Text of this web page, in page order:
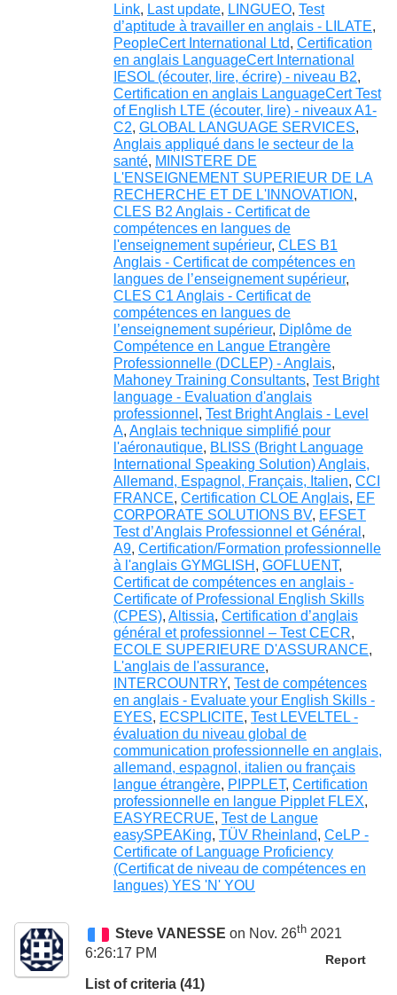
Link, Last update, LINGUEO, Test
d’aptitude à travailler en anglais - LILATE,
PeopleCert International Ltd, Certification
en anglais LanguageCert International
IESOL (écouter, lire, écrire) - niveau B2,
Certification en anglais LanguageCert Test
of English LTE (écouter, lire) - niveaux A1-
C2, GLOBAL LANGUAGE SERVICES,
Anglais appliqué dans le secteur de la
santé, MINISTERE DE
L'ENSEIGNEMENT SUPERIEUR DE LA
RECHERCHE ET DE L'INNOVATION ,
CLES B2 Anglais - Certificat de
compétences en langues de
l'enseignement supérieur, CLES B1
Anglais - Certificat de compétences en
langues de l’enseignement supérieur,
CLES C1 Anglais - Certificat de
compétences en langues de
l’enseignement supérieur, Diplôme de
Compétence en Langue Etrangère
Professionnelle (DCLEP) - Anglais,
Mahoney Training Consultants, Test Bright
language - Evaluation d'anglais
professionnel , Test Bright Anglais - Level
A, Anglais technique simplifié pour
l'aéronautique, BLISS (Bright Language
International Speaking Solution) Anglais,
Allemand, Espagnol, Français, Italien, CCI
FRANCE, Certification CLOE Anglais, EF
CORPORATE SOLUTIONS BV, EFSET
Test d’Anglais Professionnel et Général ,
A9, Certification/Formation professionnelle
à l'anglais GYMGLISH , GOFLUENT,
Certificat de compétences en anglais -
Certificate of Professional English Skills
(CPES), Altissia, Certification d’anglais
général et professionnel – Test CECR,
ECOLE SUPERIEURE D'ASSURANCE,
L'anglais de l'assurance,
INTERCOUNTRY, Test de compétences
en anglais - Evaluate your English Skills -
EYES, ECSPLICITE, Test LEVELTEL -
évaluation du niveau global de
communication professionnelle en anglais,
allemand, espagnol, italien ou français
langue étrangère, PIPPLET, Certification
professionnelle en langue Pipplet FLEX,
EASYRECRUE, Test de Langue
easySPEAKing, TÜV Rheinland, CeLP -
Certificate of Language Proficiency
(Certificat de niveau de compétences en
langues) YES 'N' YOU
Steve VANESSE on Nov. 26th 2021
6:26:17 PM
Report
List of criteria (41)